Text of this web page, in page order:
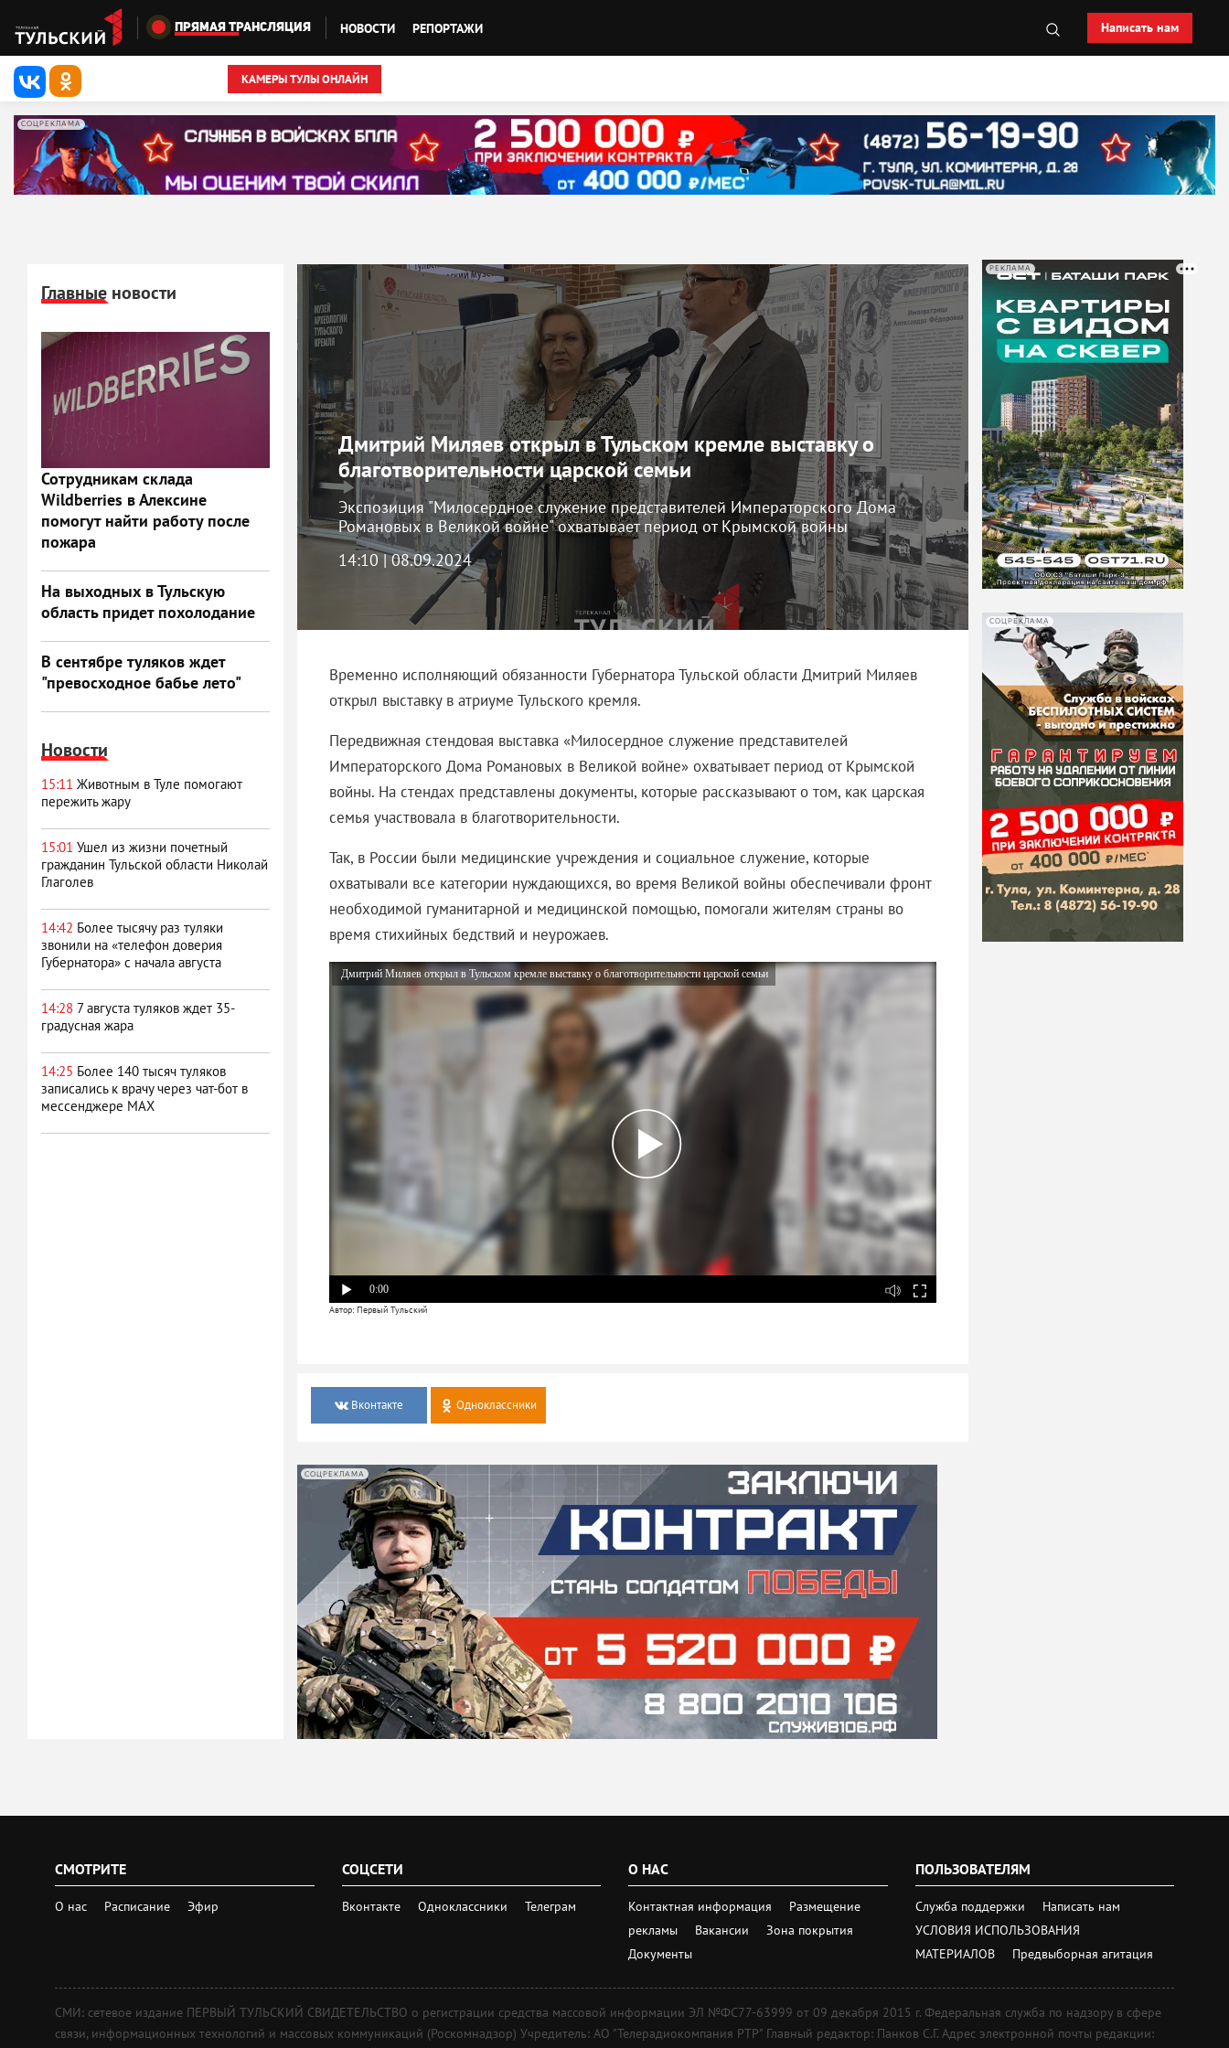
Перейти к основному содержанию
ПРЯМАЯ ТРАНСЛЯЦИЯ НОВОСТИ РЕПОРТАЖИ Написать нам
КАМЕРЫ ТУЛЫ ОНЛАЙН
СОЦРЕКЛАМА
Главные новости
Сотрудникам склада
Wildberries в Алексине
помогут найти работу после
пожара
На выходных в Тульскую
область придет похолодание
В сентябре туляков ждет
"превосходное бабье лето"
Новости
15:11 Животным в Туле помогают
пережить жару
15:01 Ушел из жизни почетный
гражданин Тульской области Николай
Глаголев
14:42 Более тысячу раз туляки
звонили на «телефон доверия
Губернатора» с начала августа
14:28 7 августа туляков ждет 35-
градусная жара
14:25 Более 140 тысяч туляков
записались к врачу через чат-бот в
мессенджере MAX
Дмитрий Миляев открыл в Тульском кремле выставку о
благотворительности царской семьи
Экспозиция "Милосердное служение представителей Императорского Дома
Романовых в Великой войне" охватывает период от Крымской войны
14:10 | 08.09.2024
Временно исполняющий обязанности Губернатора Тульской области Дмитрий Миляев
открыл выставку в атриуме Тульского кремля.
Передвижная стендовая выставка «Милосердное служение представителей
Императорского Дома Романовых в Великой войне» охватывает период от Крымской
войны. На стендах представлены документы, которые рассказывают о том, как царская
семья участвовала в благотворительности.
Так, в России были медицинские учреждения и социальное служение, которые
охватывали все категории нуждающихся, во время Великой войны обеспечивали фронт
необходимой гуманитарной и медицинской помощью, помогали жителям страны во
время стихийных бедствий и неурожаев.
Дмитрий Миляев открыл в Тульском кремле выставку о благотворительности царской семьи
0:00
Автор: Первый Тульский
Вконтакте Одноклассники
СОЦРЕКЛАМА
РЕКЛАМА
СОЦРЕКЛАМА
СМОТРИТЕ
О нас Расписание Эфир
СОЦСЕТИ
Вконтакте Одноклассники Телеграм
О НАС
Контактная информация
Размещение
рекламы
Вакансии
Зона покрытия
Документы
ПОЛЬЗОВАТЕЛЯМ
Служба поддержки
Написать нам
УСЛОВИЯ ИСПОЛЬЗОВАНИЯ
МАТЕРИАЛОВ
Предвыборная агитация
СМИ: сетевое издание ПЕРВЫЙ ТУЛЬСКИЙ СВИДЕТЕЛЬСТВО о регистрации средства массовой информации ЭЛ №ФС77-63999 от 09 декабря 2015 г. Федеральная служба по надзору в сфере
связи, информационных технологий и массовых коммуникаций (Роскомнадзор) Учредитель: АО "Телерадиокомпания РТР" Главный редактор: Панков С.Г. Адрес электронной почты редакции: